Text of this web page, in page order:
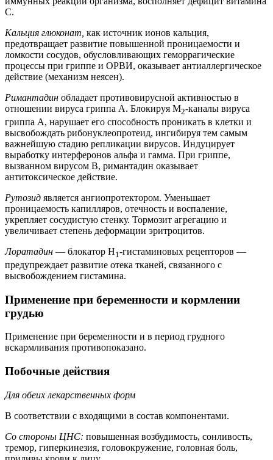
С.
Кальция глюконат, как источник ионов кальция,
предотвращает развитие повышенной проницаемости и
ломкости сосудов, обусловливающих геморрагические
процессы при гриппе и ОРВИ, оказывает антиаллергическое
действие (механизм неясен).
Римантадин обладает противовирусной активностью в
отношении вируса гриппа A. Блокируя М2-каналы вируса
гриппа А, нарушает его способность проникать в клетки и
высвобождать рибонуклеопротеид, ингибируя тем самым
важнейшую стадию репликации вирусов. Индуцирует
выработку интерферонов альфа и гамма. При гриппе,
вызванном вирусом В, римантадин оказывает
антитоксическое действие.
Рутозид является ангиопротектором. Уменьшает
проницаемость капилляров, отечность и воспаление,
укрепляет сосудистую стенку. Тормозит агрегацию и
увеличивает степень деформации эритроцитов.
Лоратадин — блокатор Н1 -гистаминовых рецепторов —
предупреждает развитие отека тканей, связанного с
высвобождением гистамина.
Применение при беременности и кормлении
грудью
Применение при беременности и в период грудного
вскармливания противопоказано.
Побочные действия
Для обеих лекарственных форм
В соответствии с входящими в состав компонентами.
Со стороны ЦНС: повышенная возбудимость, сонливость,
тремор, гиперкинезия, головокружение, головная боль,